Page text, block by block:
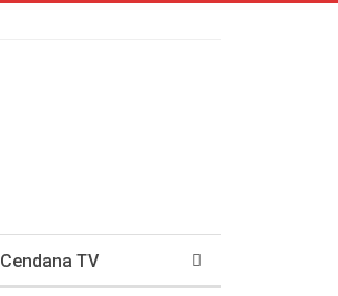
Cendana TV